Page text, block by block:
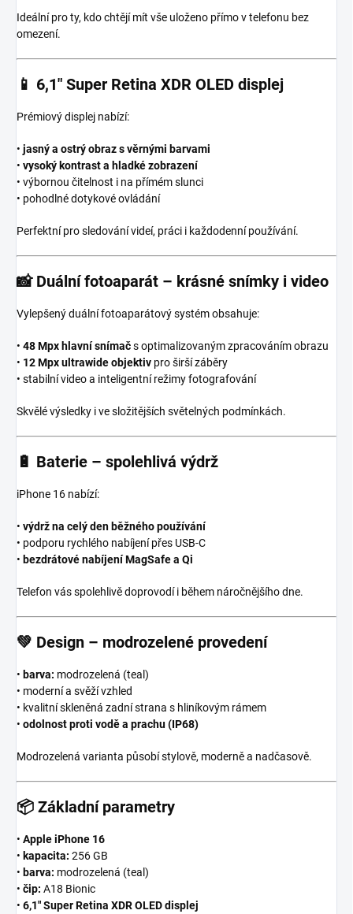
Ideální pro ty, kdo chtějí mít vše uloženo přímo v telefonu bez
omezení.
📱 6,1″ Super Retina XDR OLED displej
Prémiový displej nabízí:
• jasný a ostrý obraz s věrnými barvami
• vysoký kontrast a hladké zobrazení
• výbornou čitelnost i na přímém slunci
• pohodlné dotykové ovládání
Perfektní pro sledování videí, práci i každodenní používání.
📸 Duální fotoaparát – krásné snímky i video
Vylepšený duální fotoaparátový systém obsahuje:
• 48 Mpx hlavní snímačs optimalizovaným zpracováním obrazu
• 12 Mpx ultrawide objektiv pro širší záběry
• stabilní video a inteligentní režimy fotografování
Skvělé výsledky i ve složitějších světelných podmínkách.
🔋 Baterie – spolehlivá výdrž
iPhone 16 nabízí:
• výdrž na celý den běžného používání
• podporu rychlého nabíjení přes USB-C
• bezdrátové nabíjení MagSafe a Qi
Telefon vás spolehlivě doprovodí i během náročnějšího dne.
💚 Design – modrozelené provedení
• barva: modrozelená (teal)
• moderní a svěží vzhled
• kvalitní skleněná zadní strana s hliníkovým rámem
• odolnost proti vodě a prachu (IP68)
Modrozelená varianta působí stylově, moderně a nadčasově.
📦 Základní parametry
• Apple iPhone 16
• kapacita: 256 GB
• barva: modrozelená (teal)
• čip: A18 Bionic
• 6,1″ Super Retina XDR OLED displej